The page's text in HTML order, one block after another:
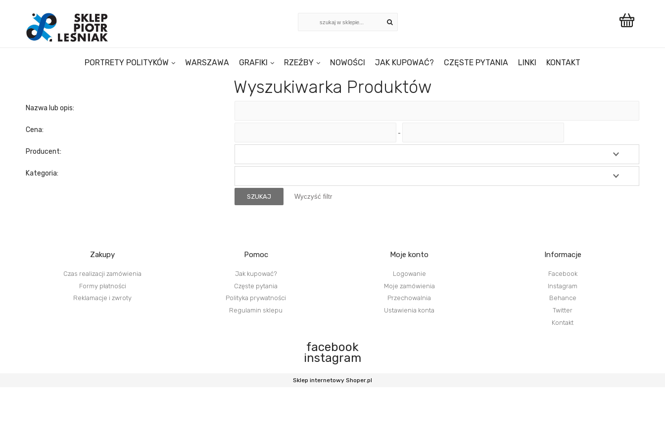
PORTRETY POLITYKÓW WARSZAWA GRAFIKI RZEŹBY NOWOŚCI JAK KUPOWAĆ? CZĘSTE PYTANIA LINKI KONTAKT
Wyszukiwarka Produktów
Nazwa lub opis:
Cena: -
Producent:
Kategoria:
SZUKAJ Wyczyść filtr
Zakupy
Czas realizacji zamówienia
Formy płatności
Reklamacje i zwroty
Pomoc
Jak kupować?
Częste pytania
Polityka prywatności
Regulamin sklepu
Moje konto
Logowanie
Moje zamówienia
Przechowalnia
Ustawienia konta
Informacje
Facebook
Instagram
Behance
Twitter
Kontakt
facebook
instagram
Sklep internetowy Shoper.pl